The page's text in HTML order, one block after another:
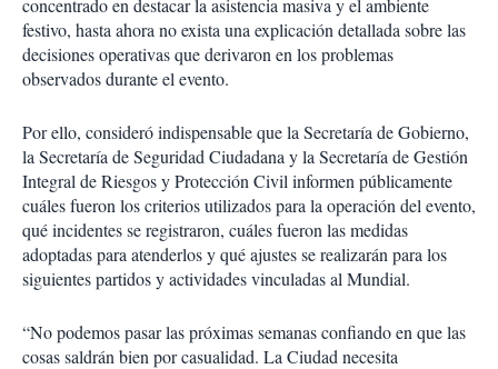
concentrado en destacar la asistencia masiva y el ambiente
festivo, hasta ahora no exista una explicación detallada sobre las
decisiones operativas que derivaron en los problemas
observados durante el evento.
Por ello, consideró indispensable que la Secretaría de Gobierno,
la Secretaría de Seguridad Ciudadana y la Secretaría de Gestión
Integral de Riesgos y Protección Civil informen públicamente
cuáles fueron los criterios utilizados para la operación del evento,
qué incidentes se registraron, cuáles fueron las medidas
adoptadas para atenderlos y qué ajustes se realizarán para los
siguientes partidos y actividades vinculadas al Mundial.
“No podemos pasar las próximas semanas confiando en que las
cosas saldrán bien por casualidad. La Ciudad necesita